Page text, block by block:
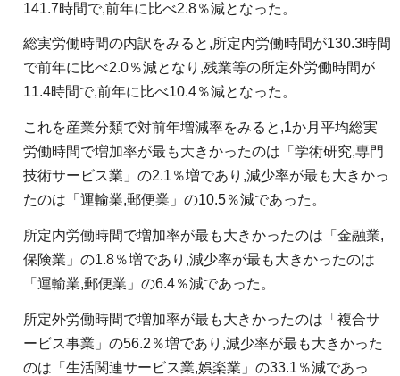
141.7時間で,前年に比べ2.8％減となった。
総実労働時間の内訳をみると,所定内労働時間が130.3時間
で前年に比べ2.0％減となり,残業等の所定外労働時間が
11.4時間で,前年に比べ10.4％減となった。
これを産業分類で対前年増減率をみると,1か月平均総実
労働時間で増加率が最も大きかったのは「学術研究,専門
技術サービス業」の2.1％増であり,減少率が最も大きかっ
たのは「運輸業,郵便業」の10.5％減であった。
所定内労働時間で増加率が最も大きかったのは「金融業,
保険業」の1.8％増であり,減少率が最も大きかったのは
「運輸業,郵便業」の6.4％減であった。
所定外労働時間で増加率が最も大きかったのは「複合サ
ービス事業」の56.2％増であり,減少率が最も大きかった
のは「生活関連サービス業,娯楽業」の33.1％減であっ